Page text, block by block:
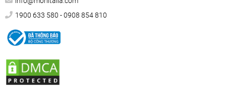
1900 633 580 - 0908 854 810